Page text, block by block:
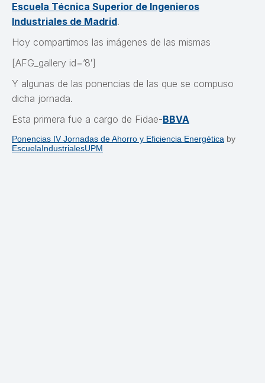
Escuela Técnica Superior de Ingenieros
Industriales de Madrid.
Hoy compartimos las imágenes de las mismas
[AFG_gallery id=’8′]
Y algunas de las ponencias de las que se compuso
dicha jornada.
Esta primera fue a cargo de Fidae-BBVA
Ponencias IV Jornadas de Ahorro y Eficiencia Energética by
EscuelaIndustrialesUPM